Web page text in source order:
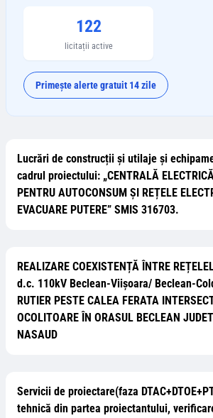
122
licitații active
Primește alerte gratuit 14 zile
Lucrări de construcții și utilaje și
cadrul proiectului: „CENTRALĂ
PENTRU AUTOCONSUM ȘI REȚELE
EVACUARE PUTERE” SMIS 316703.
REALIZARE COEXISTENȚĂ ÎNTRE
d.c. 110kV Beclean-Viișoara/ Beclean-
RUTIER PESTE CALEA FERATA
OCOLITOARE ÎN ORASUL BECLEAN
NASAUD
Servicii de proiectare(faza
tehnică din partea proiectantului,